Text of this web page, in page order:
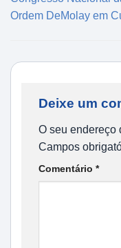
Ordem DeMolay em
Deixe um
O seu endereço
Campos
Comentário *